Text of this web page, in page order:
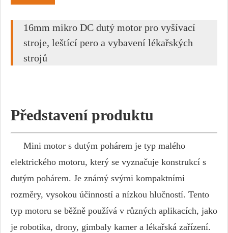
16mm mikro DC dutý motor pro vyšívací
stroje, leštící pero a vybavení lékařských
strojů
Představení produktu
Mini motor s dutým pohárem je typ malého
elektrického motoru, který se vyznačuje konstrukcí s
dutým pohárem. Je známý svými kompaktními
rozměry, vysokou účinností a nízkou hlučností. Tento
typ motoru se běžně používá v různých aplikacích, jako
je robotika, drony, gimbaly kamer a lékařská zařízení.